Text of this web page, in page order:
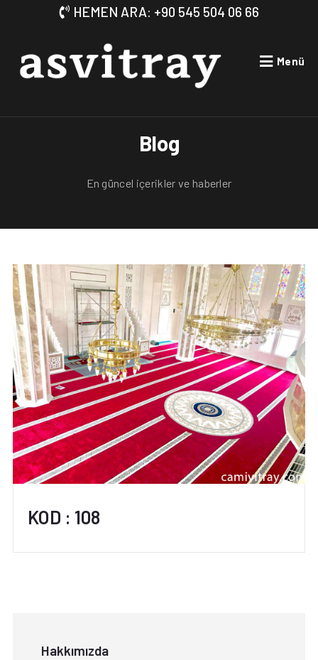
HEMEN ARA: +90 545 504 06 66
Menü
Blog
En güncel içerikler ve haberler
KOD : 108
Hakkımızda